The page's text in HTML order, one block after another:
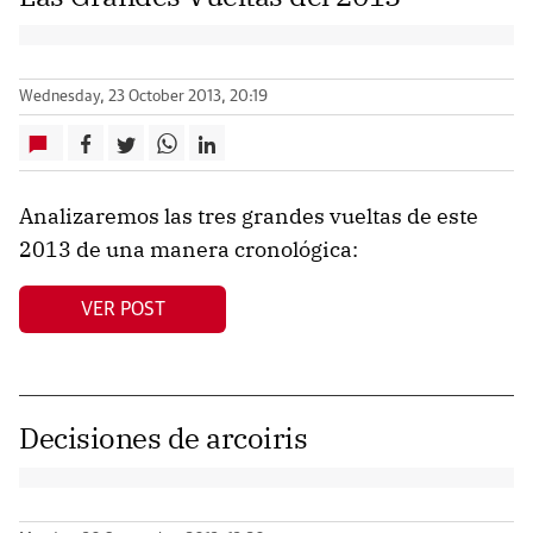
Wednesday, 23 October 2013, 20:19
Analizaremos las tres grandes vueltas de este
2013 de una manera cronológica:
VER POST
Decisiones de arcoiris